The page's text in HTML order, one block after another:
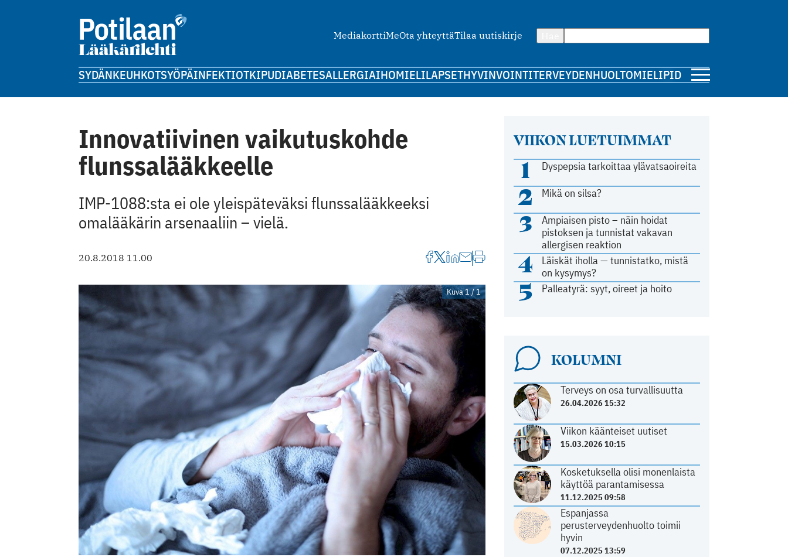
MediakorttiMeOta yhteyttäTilaa uutiskirje
SYDÄNKEUHKOTSYÖPÄINFEKTIOTKIPUDIABETESALLERGIAIHOMIELILAPSETHYVINVOINTITERVEYDENHUOLTOMIELIPIDE
VIIKON LUETUIMMAT
1 Dyspepsia tarkoittaa ylävatsaoireita
2 Mikä on silsa?
3
Ampiaisen pisto – näin hoidat
pistoksen ja tunnistat vakavan
allergisen reaktion
4
Läiskät iholla — tunnistatko, mistä
on kysymys?
5 Palleatyrä: syyt, oireet ja hoito
KOLUMNI
Terveys on osa turvallisuutta
26.04.2026 15:32
Viikon käänteiset uutiset
15.03.2026 10:15
Kosketuksella olisi monenlaista
käyttöä parantamisessa
11.12.2025 09:58
Espanjassa
perusterveydenhuolto toimii
hyvin
07.12.2025 13:59
Innovatiivinen vaikutuskohde
flunssalääkkeelle
IMP-1088:sta ei ole yleispäteväksi flunssalääkkeeksi
omalääkärin arsenaaliin – vielä.
20.8.2018 11.00
Kuva 1 / 1